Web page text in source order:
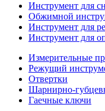
Инструмент для
Обжимной
Инструмент для
Инструмент для
Измерительные
Режущий
Отвертки
Шарнирно-
Гаечные ключи